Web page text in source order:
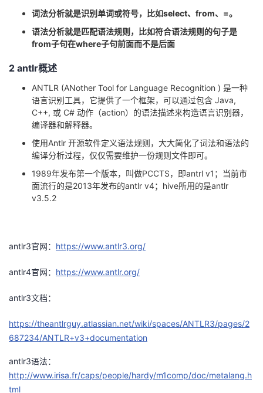
词法分析就是识别单词或符号，比如select、 from、 =。
语法分析就是匹配语法规则，比如符合语法规则的句子是
from子句在where子句前面而不是后面
2 antlr概述
ANTLR (ANother Tool for Language Recognition ) 是一种
语言识别工具，它提供了一个框架，可以通过包含 Java,
C++, 或 C# 动作（action）的语法描述来构造语言识别器，
编译器和解释器。
使用Antlr 开源软件定义语法规则，大大简化了词法和语法的
编译分析过程，仅仅需要维护一份规则文件即可。
1989年发布第一个版本，叫做PCCTS，即antrl v1 ；当前市
面流行的是2013年发布的antlr v4； hive所用的是antlr
v3.5.2
antlr3官网： https://www.antlr3.org/
antlr4官网： https://www.antlr.org/
antlr3文档：
https://theantlrguy.atlassian.net/wiki/spaces/ANTLR3/pages/2
687234/ANTLR+v3+documentation
antlr3语法：
http://www.irisa.fr/caps/people/hardy/m1comp/doc/metalang.h
tml